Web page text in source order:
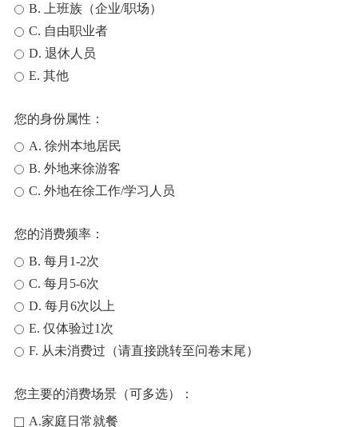
B. 上班族（企业/职场）
C. 自由职业者
D. 退休人员
E. 其他
您的身份属性：
A. 徐州本地居民
B. 外地来徐游客
C. 外地在徐工作/学习人员
您的消费频率：
B. 每月1-2次
C. 每月5-6次
D. 每月6次以上
E. 仅体验过1次
F. 从未消费过（请直接跳转至问卷末尾）
您主要的消费场景（可多选）：
A.家庭日常就餐